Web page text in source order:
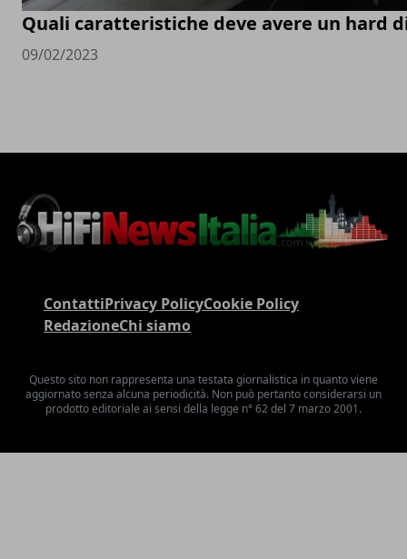
Quali caratteristiche deve avere un hard
09/02/2023
ContattiPrivacy PolicyCookie Policy
RedazioneChi siamo
Questo sito non rappresenta una testata giornalistica in quanto viene
aggiornato senza alcuna periodicità. Non può pertanto considerarsi un
prodotto editoriale ai sensi della legge n° 62 del 7 marzo 2001.